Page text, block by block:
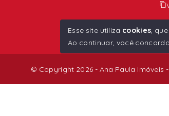
© Copyright 2026 - Ana Paula Imóveis
Esse site utiliza cookies,
Ao continuar, você